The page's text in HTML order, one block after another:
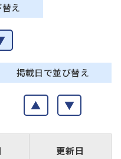
え
掲載日で並び替え
▲ ▼
更新日